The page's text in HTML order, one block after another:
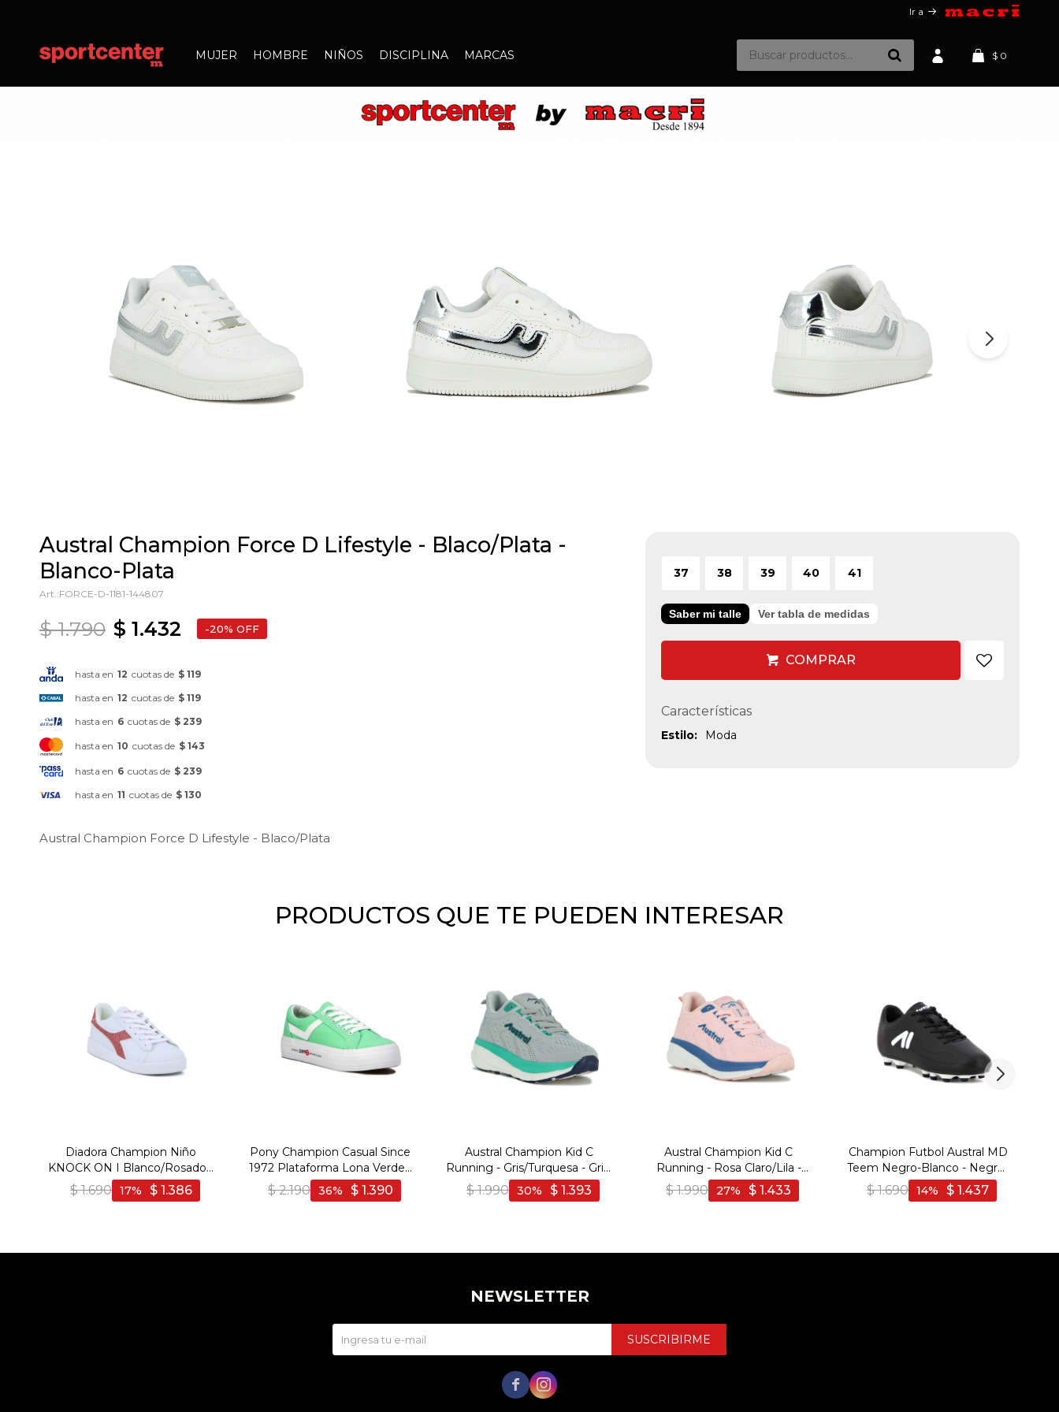
MUJER HOMBRE NIÑOS DISCIPLINA MARCAS $ 0
Ir a
Austral Champion Force D Lifestyle - Blaco/Plata -
Blanco-Plata
FORCE-D-1181-144807
$ 1.432
$ 1.790 20
hasta en 12 cuotas de $ 119
hasta en 12 cuotas de $ 119
hasta en 6 cuotas de $ 239
hasta en 10 cuotas de $ 143
hasta en 6 cuotas de $ 239
hasta en 11 cuotas de $ 130
Austral Champion Force D Lifestyle - Blaco/Plata
37 38 39 40 41
Saber mi talle Ver tabla de medidas
COMPRAR
Características
Estilo Moda
PRODUCTOS QUE TE PUEDEN INTERESAR
Diadora Champion Niño
KNOCK ON I Blanco/Rosado -
Blanco-Rosado
$ 1.690 $ 1.386
17
Pony Champion Casual Since
1972 Plataforma Lona Verde -
Verde
$ 2.190 $ 1.390
36
Austral Champion Kid C
Running - Gris/Turquesa - Gris-
Turquesa
$ 1.990 $ 1.393
30
Austral Champion Kid C
Running - Rosa Claro/Lila -
Rosa Claro-Lila
$ 1.990 $ 1.433
27
Champion Futbol Austral MD
Teem Negro-Blanco - Negro-
Blanco
$ 1.690 $ 1.437
14
NEWSLETTER
SUSCRIBIRME
 